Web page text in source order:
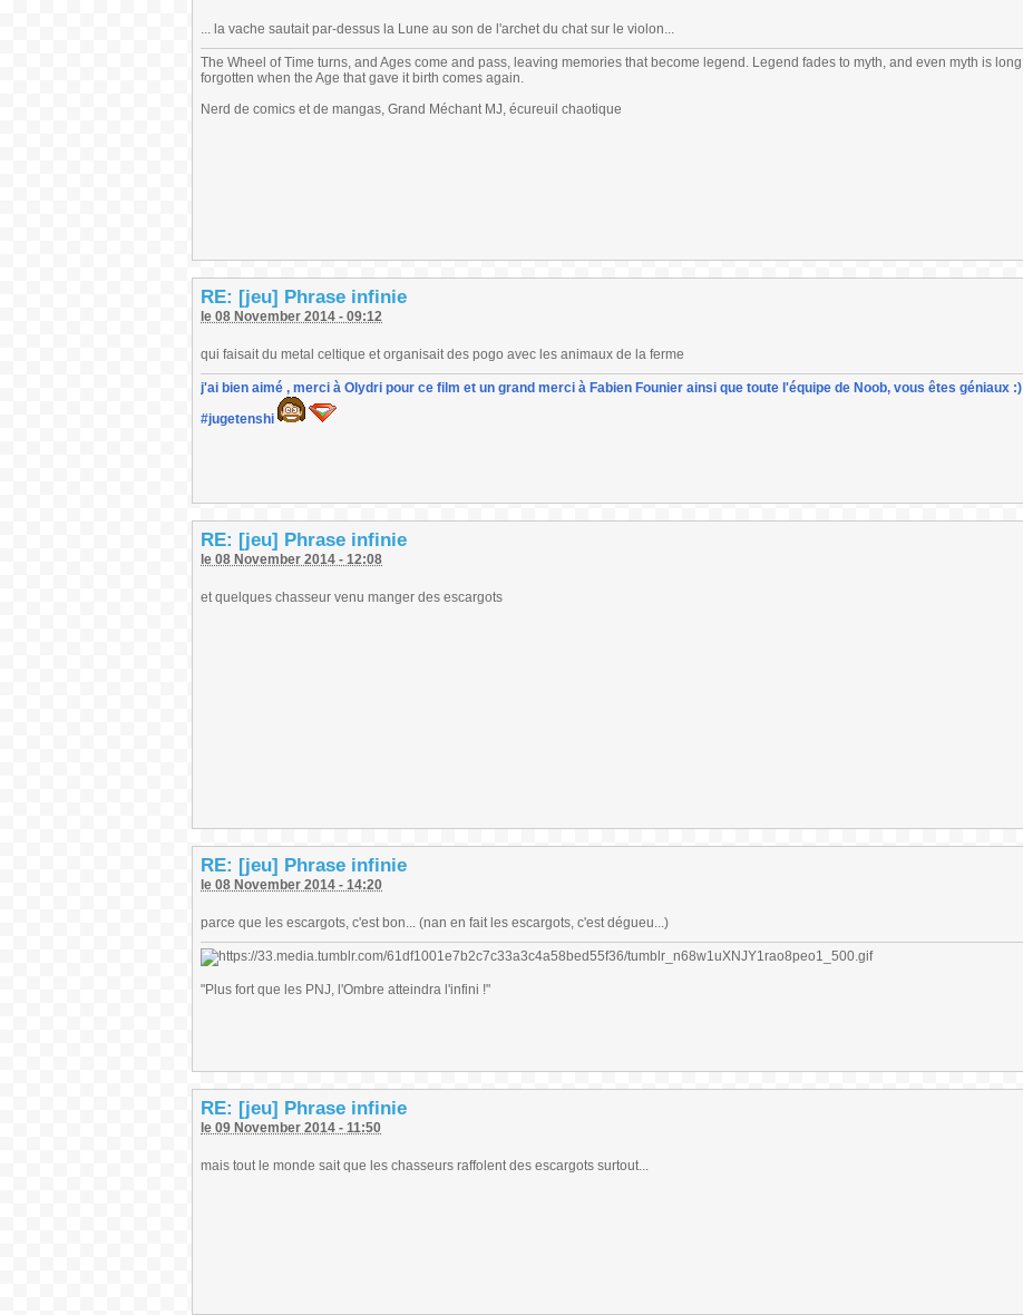
... la vache sautait par-dessus la Lune au son de l'archet du chat sur le violon...
The Wheel of Time turns, and Ages come and pass, leaving memories that become legend. Legend fades to myth, and even myth is long
forgotten when the Age that gave it birth comes again.
Nerd de comics et de mangas, Grand Méchant MJ, écureuil chaotique
RE: [jeu] Phrase infinie
le 08 November 2014 - 09:12
qui faisait du metal celtique et organisait des pogo avec les animaux de la ferme
j'ai bien aimé , merci à Olydri pour ce film et un grand merci à Fabien Founier ainsi que toute l'équipe de Noob, vous êtes géniaux :)
#jugetenshi
RE: [jeu] Phrase infinie
le 08 November 2014 - 12:08
et quelques chasseur venu manger des escargots
RE: [jeu] Phrase infinie
le 08 November 2014 - 14:20
parce que les escargots, c'est bon... (nan en fait les escargots, c'est dégueu...)
"Plus fort que les PNJ, l'Ombre atteindra l'infini !"
RE: [jeu] Phrase infinie
le 09 November 2014 - 11:50
mais tout le monde sait que les chasseurs raffolent des escargots surtout...